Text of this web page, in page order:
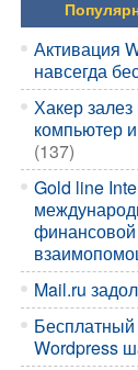
Активация
навсегда
Хакер
компьютер
(137)
Gold line
финансовой
Mail.ru
Бесплатный
Wordpress